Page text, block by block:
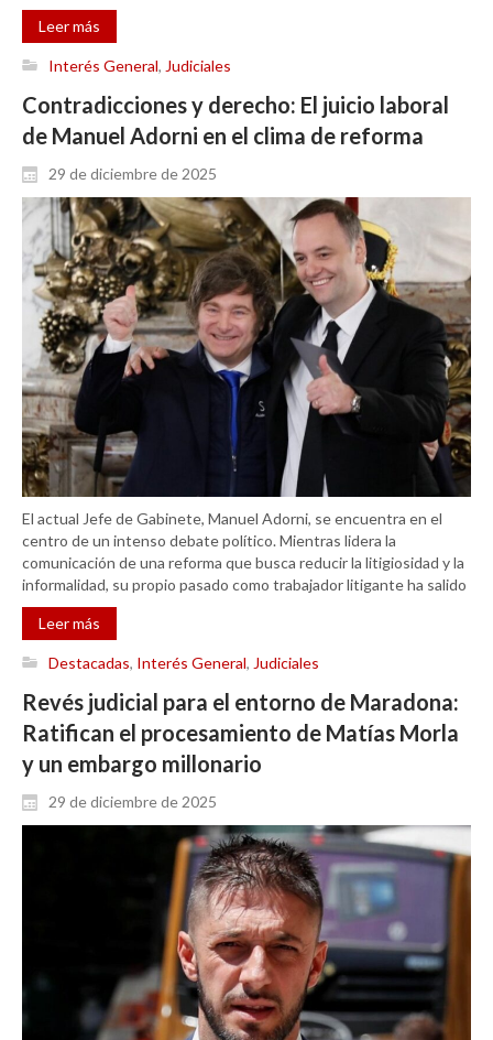
Leer más
Interés General, Judiciales
Contradicciones y derecho: El juicio laboral
de Manuel Adorni en el clima de reforma
29 de diciembre de 2025
El actual Jefe de Gabinete, Manuel Adorni, se encuentra en el
centro de un intenso debate político. Mientras lidera la
comunicación de una reforma que busca reducir la litigiosidad y la
informalidad, su propio pasado como trabajador litigante ha salido
Leer más
Destacadas, Interés General, Judiciales
Revés judicial para el entorno de Maradona:
Ratifican el procesamiento de Matías Morla
y un embargo millonario
29 de diciembre de 2025